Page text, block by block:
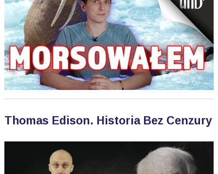
Thomas Edison. Historia Bez Cenzury